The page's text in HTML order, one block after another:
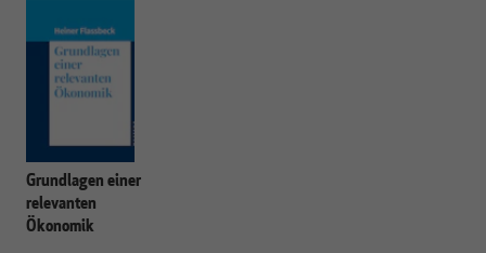
Grundlagen einer
relevanten
Ökonomik